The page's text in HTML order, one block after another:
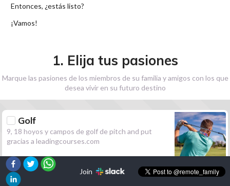
Entonces, ¿estás listo?
¡Vamos!
1. Elija tus pasiones
Marque las pasiones de los miembros de su familia y amigos con los que
desea vivir en su futuro destino
Golf
9, 18 hoyos y campos de golf de pitch and put
gracias a leadingcourses.com
Senderismo
Join